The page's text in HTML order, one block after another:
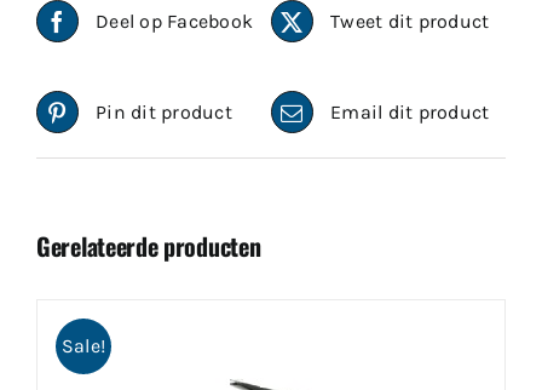
Deel op Facebook Tweet dit product
Pin dit product Email dit product
Gerelateerde producten
Sale!